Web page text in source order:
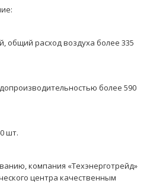
общий расход воздуха более 335
более 590
шт.
компания «Техэнерготрейд»
центра качественным